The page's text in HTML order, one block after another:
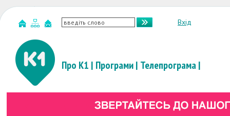
Вхід
Про К1 | Програми| Телепрограма|